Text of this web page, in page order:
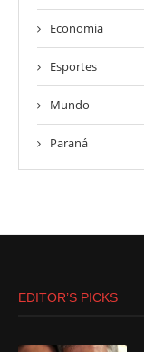
Economia
Esportes
Mundo
Paraná
EDITOR’S PICKS